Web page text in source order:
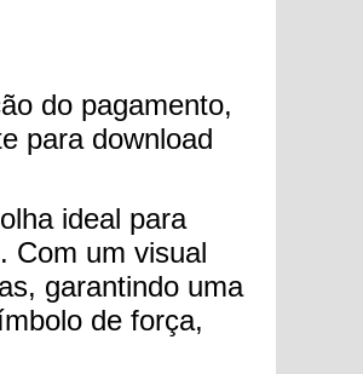
do pagamento,
para download
ideal para
Com um visual
garantindo uma
de força,